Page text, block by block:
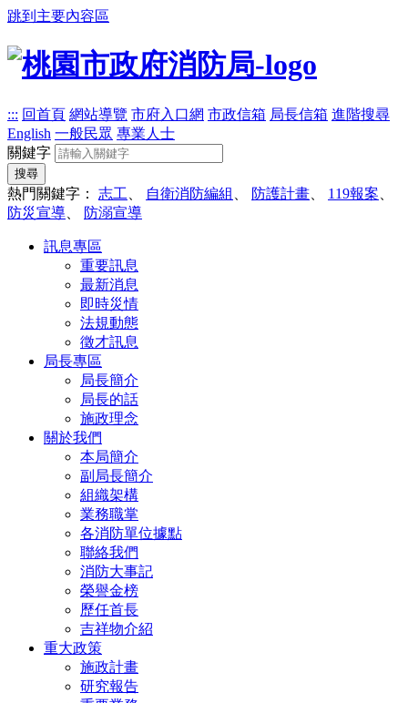
跳到主要內容區
::: 回首頁 網站導覽 市府入口網 市政信箱 局長信箱 進階搜尋
English 一般民眾 專業人士
關鍵字
搜尋
熱門關鍵字： 志工 自衛消防編組 防護計畫 119報案
防災宣導
防溺宣導
訊息專區
重要訊息
最新消息
即時災情
法規動態
徵才訊息
局長專區
局長簡介
局長的話
施政理念
關於我們
本局簡介
副局長簡介
組織架構
業務職掌
各消防單位據點
聯絡我們
消防大事記
榮譽金榜
歷任首長
吉祥物介紹
重大政策
施政計畫
研究報告